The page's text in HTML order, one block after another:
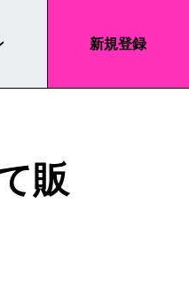
新規登録
販